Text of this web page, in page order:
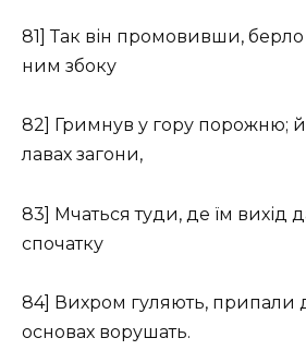
81] Так він промовивши, берло
ним збоку
82] Гримнув у гору порожню; й
лавах загони,
83] Мчаться туди, де їм вихід
спочатку
84] Вихром гуляють, припали
основах ворушать.